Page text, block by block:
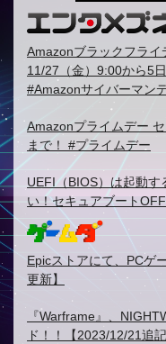
Amazonブラックフライ
11/27（金）9:00から5
#Amazonサイバーマン
Amazonプライムデー
まで！ #プライムデー
UEFI（BIOS）は起動
い！セキュアブート
Epicストアにて、PCゲ
更新】
『Warframe』、
ド！！【2023/12/21追記